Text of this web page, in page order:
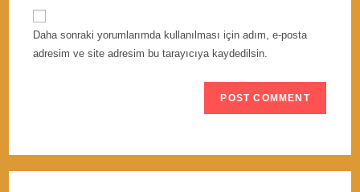
comment
website
URL
(optional)
Daha sonraki yorumlarımda kullanılması için adım, e-posta
adresim ve site adresim bu tarayıcıya kaydedilsin.